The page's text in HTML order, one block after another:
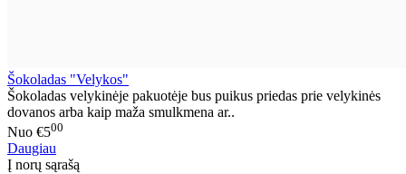
Šokoladas "Velykos"
Šokoladas velykinėje pakuotėje bus puikus priedas prie velykinės
dovanos arba kaip maža smulkmena ar..
Nuo €500
Daugiau
Į norų sąrašą